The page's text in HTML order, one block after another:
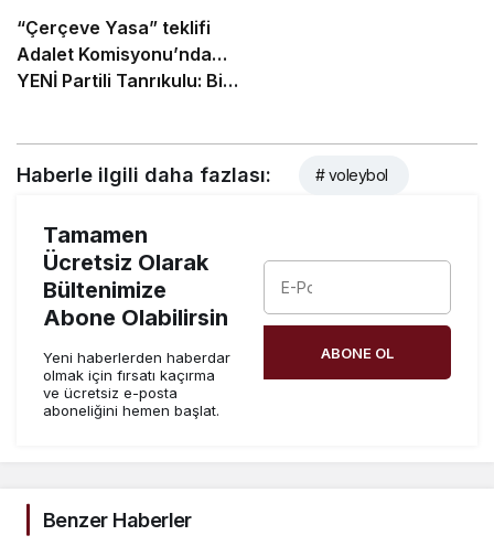
“Çerçeve Yasa” teklifi
Adalet Komisyonu’nda…
YENİ Partili Tanrıkulu: Bir
diyorsanız, o insan
başına ne geleceğini
bilmelidir
Haberle ilgili daha fazlası: # voleybol
Tamamen
Ücretsiz Olarak
Bültenimize
Abone Olabilirsin
Yeni haberlerden haberdar
olmak için fırsatı kaçırma
ve ücretsiz e-posta
aboneliğini hemen başlat.
ABONE OL
Benzer Haberler